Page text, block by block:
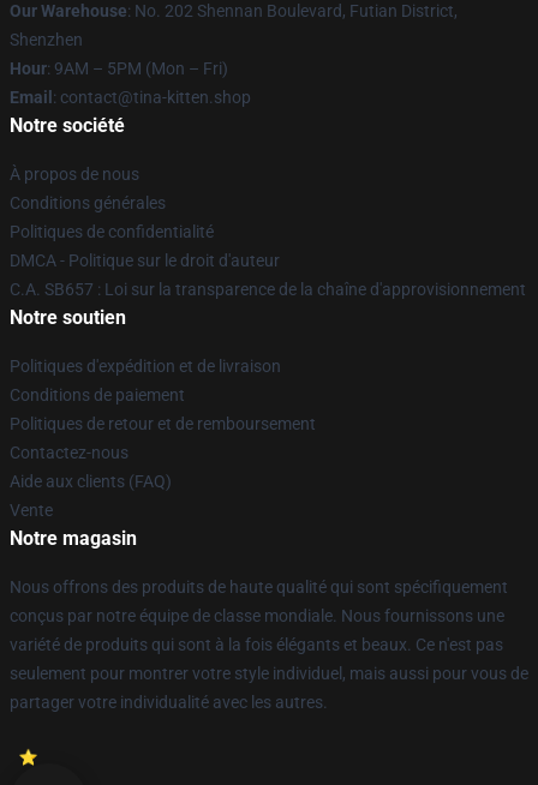
Our Warehouse: No. 202 Shennan Boulevard, Futian District,
Shenzhen
Hour: 9AM – 5PM (Mon – Fri)
Email : contact@tina-kitten.shop
Notre société
À propos de nous
Conditions générales
Politiques de confidentialité
DMCA - Politique sur le droit d'auteur
C.A. SB657 : Loi sur la transparence de la chaîne d'approvisionnement
Notre soutien
Politiques d'expédition et de livraison
Conditions de paiement
Politiques de retour et de remboursement
Contactez-nous
Aide aux clients (FAQ)
Vente
Notre magasin
Nous offrons des produits de haute qualité qui sont spécifiquement
conçus par notre équipe de classe mondiale. Nous fournissons une
variété de produits qui sont à la fois élégants et beaux. Ce n'est pas
seulement pour montrer votre style individuel, mais aussi pour vous de
partager votre individualité avec les autres.